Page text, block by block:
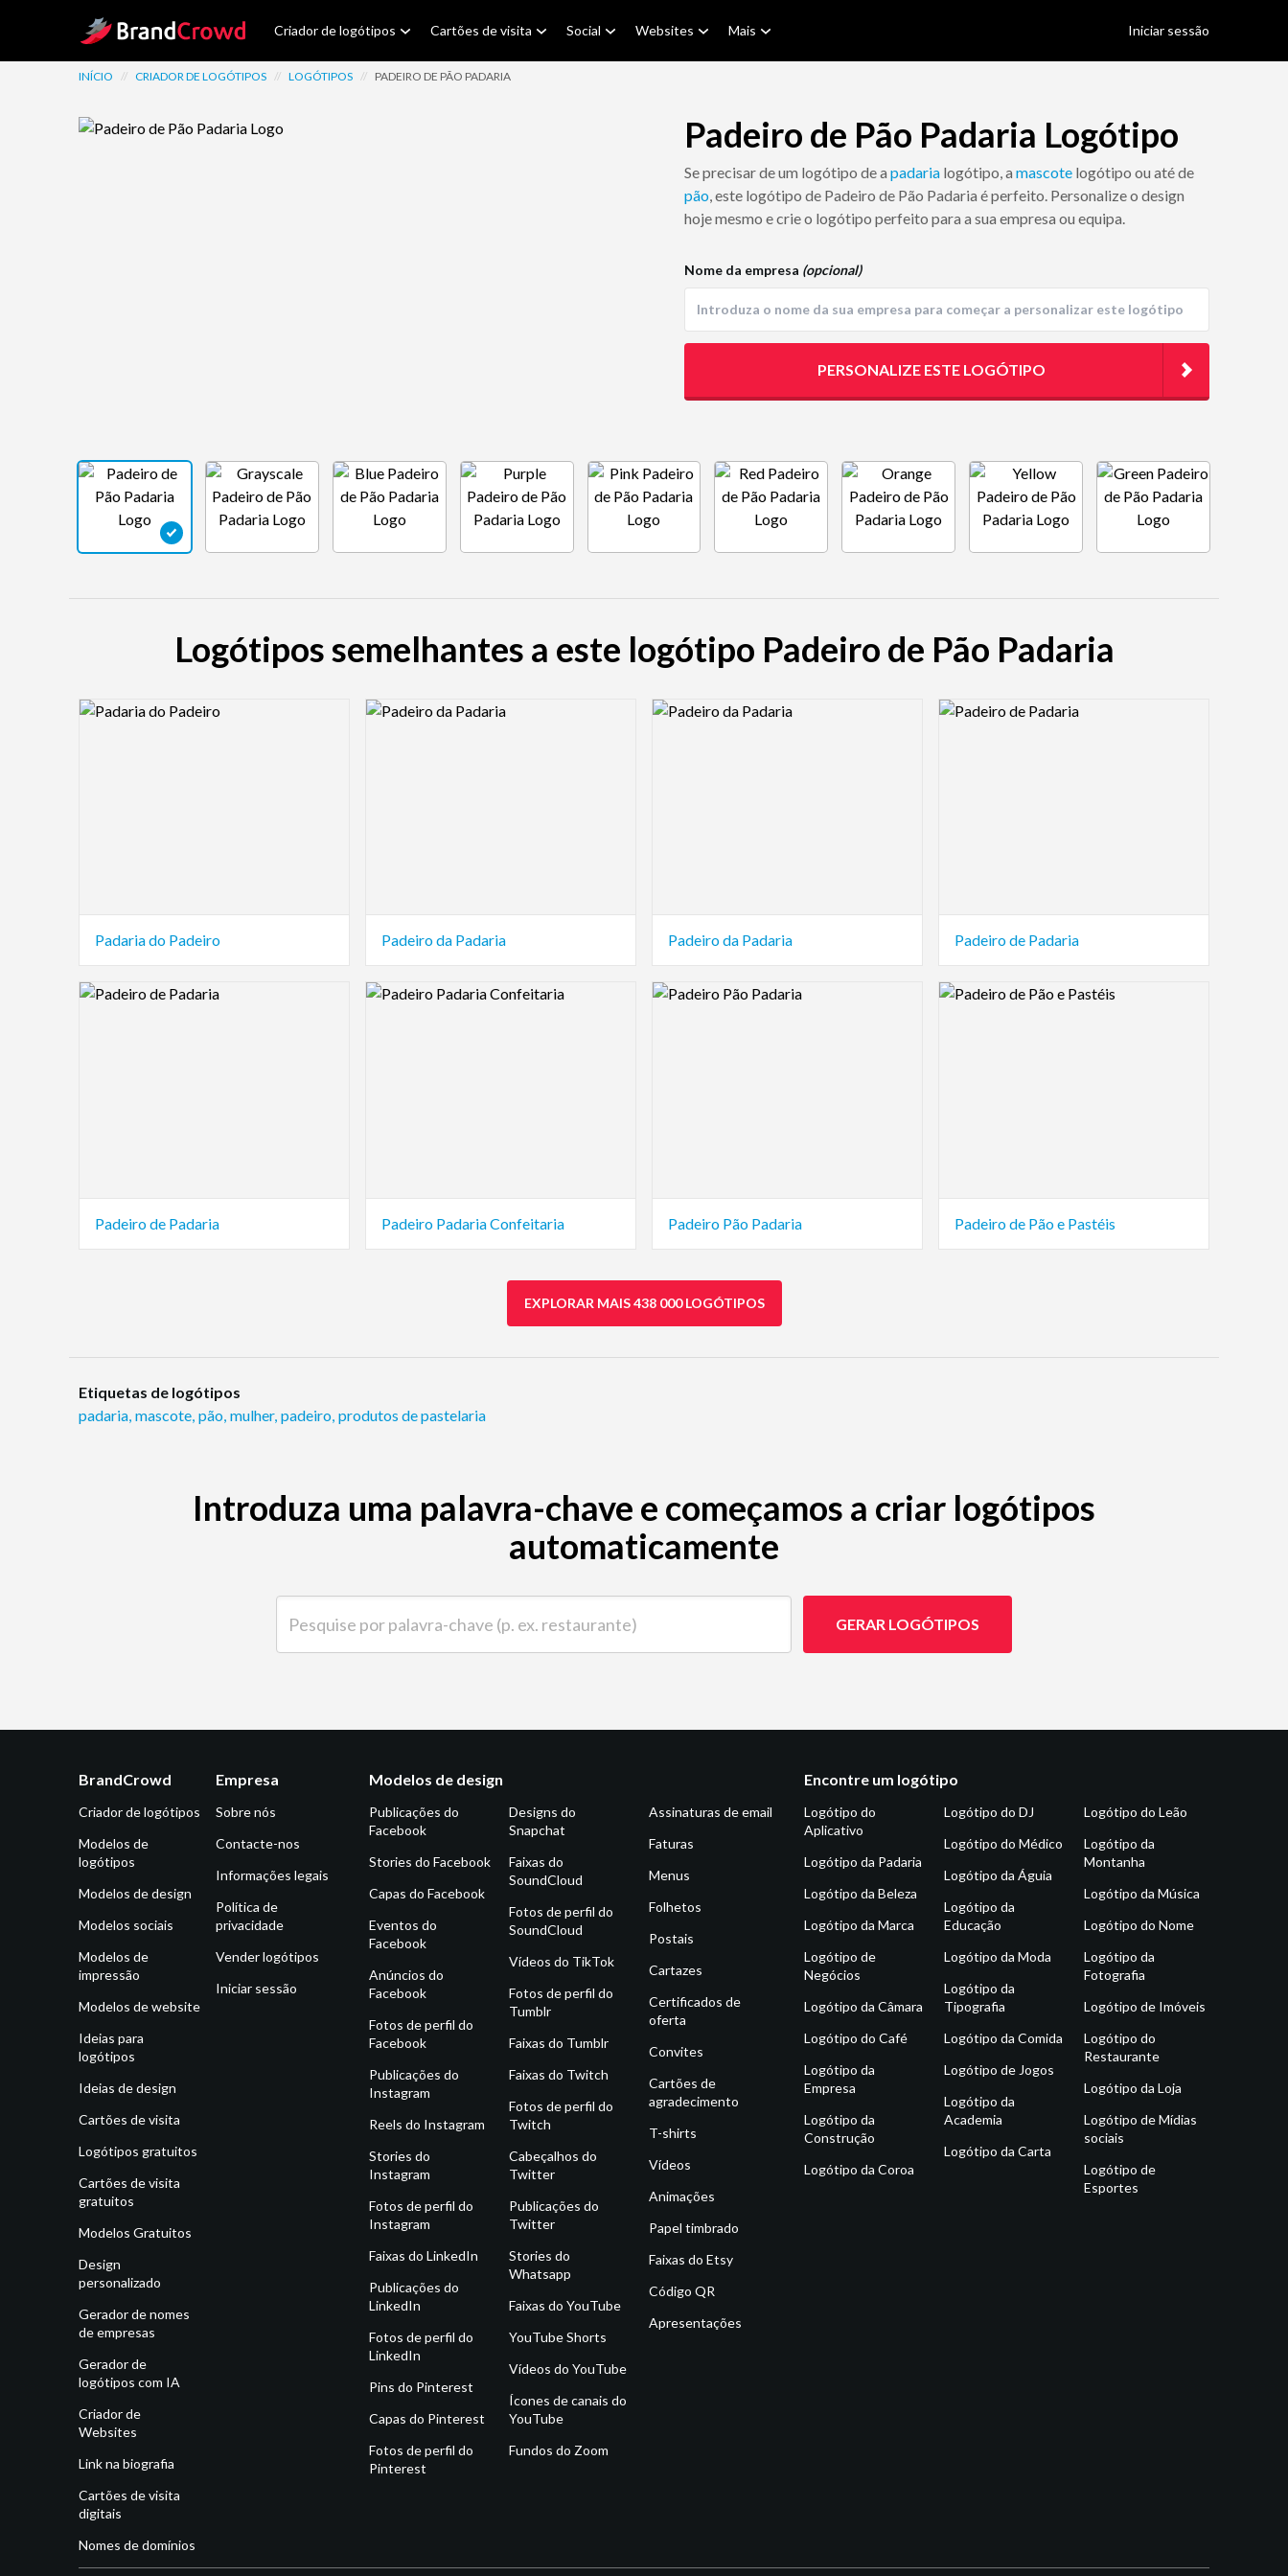
Site Logo Criador de logótipos Cartões de visita Social Websites Mais Iniciar sessão
INÍCIO // CRIADOR DE LOGÓTIPOS // LOGÓTIPOS // PADEIRO DE PÃO PADARIA
Padeiro de Pão Padaria Logótipo
Se precisar de um logótipo de a padaria logótipo, a mascote logótipo ou até de
pão, este logótipo de Padeiro de Pão Padaria é perfeito. Personalize o design
hoje mesmo e crie o logótipo perfeito para a sua empresa ou equipa.
Nome da empresa (opcional)
PERSONALIZE ESTE LOGÓTIPO
Logótipos semelhantes a este logótipo Padeiro de Pão Padaria
Logo Preview Image
Padaria do Padeiro
Logo Preview Image
Padeiro da Padaria
Logo Preview Image
Padeiro da Padaria
Logo Preview Image
Padeiro de Padaria
Logo Preview Image
Padeiro de Padaria
Logo Preview Image
Padeiro Padaria Confeitaria
Logo Preview Image
Padeiro Pão Padaria
Logo Preview Image
Padeiro de Pão e Pastéis
EXPLORAR MAIS 438 000 LOGÓTIPOS
Etiquetas de logótipos
padaria, mascote, pão, mulher, padeiro, produtos de pastelaria
Introduza uma palavra-chave e começamos a criar logótipos
automaticamente
GERAR LOGÓTIPOS
BrandCrowd
Criador de logótipos
Modelos de
logótipos
Modelos de design
Modelos sociais
Modelos de
impressão
Modelos de website
Ideias para
logótipos
Ideias de design
Cartões de visita
Logótipos gratuitos
Cartões de visita
gratuitos
Modelos Gratuitos
Design
personalizado
Gerador de nomes
de empresas
Gerador de
logótipos com IA
Criador de
Websites
Link na biografia
Cartões de visita
digitais
Nomes de domínios
Empresa
Sobre nós
Contacte-nos
Informações legais
Política de
privacidade
Vender logótipos
Iniciar sessão
Modelos de design
Publicações do
Facebook
Stories do Facebook
Capas do Facebook
Eventos do
Facebook
Anúncios do
Facebook
Fotos de perfil do
Facebook
Publicações do
Instagram
Reels do Instagram
Stories do
Instagram
Fotos de perfil do
Instagram
Faixas do LinkedIn
Publicações do
LinkedIn
Fotos de perfil do
LinkedIn
Pins do Pinterest
Capas do Pinterest
Fotos de perfil do
Pinterest
Designs do
Snapchat
Faixas do
SoundCloud
Fotos de perfil do
SoundCloud
Vídeos do TikTok
Fotos de perfil do
Tumblr
Faixas do Tumblr
Faixas do Twitch
Fotos de perfil do
Twitch
Cabeçalhos do
Twitter
Publicações do
Twitter
Stories do
Whatsapp
Faixas do YouTube
YouTube Shorts
Vídeos do YouTube
Ícones de canais do
YouTube
Fundos do Zoom
Assinaturas de email
Faturas
Menus
Folhetos
Postais
Cartazes
Certificados de
oferta
Convites
Cartões de
agradecimento
T-shirts
Vídeos
Animações
Papel timbrado
Faixas do Etsy
Código QR
Apresentações
Encontre um logótipo
Logótipo do
Aplicativo
Logótipo da Padaria
Logótipo da Beleza
Logótipo da Marca
Logótipo de
Negócios
Logótipo da Câmara
Logótipo do Café
Logótipo da
Empresa
Logótipo da
Construção
Logótipo da Coroa
Logótipo do DJ
Logótipo do Médico
Logótipo da Águia
Logótipo da
Educação
Logótipo da Moda
Logótipo da
Tipografia
Logótipo da Comida
Logótipo de Jogos
Logótipo da
Academia
Logótipo da Carta
Logótipo do Leão
Logótipo da
Montanha
Logótipo da Música
Logótipo do Nome
Logótipo da
Fotografia
Logótipo de Imóveis
Logótipo do
Restaurante
Logótipo da Loja
Logótipo de Mídias
sociais
Logótipo de
Esportes